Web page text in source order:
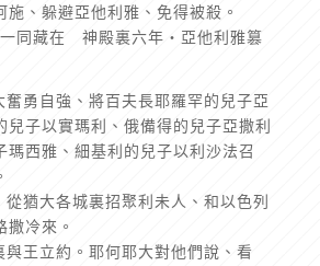
、躲避亞他利雅、免得被殺。
一同藏在 神殿裏六年‧亞他利雅篡
奮勇自強、將百夫長耶羅罕的兒子亞
兒子以實瑪利、俄備得的兒子亞撒利
瑪西雅、細基利的兒子以利沙法召
從猶大各城裏招聚利未人、和以色列
撒冷來。
王立約。耶何耶大對他們說、看